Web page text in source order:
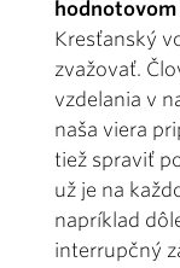
Kresťanský
zvažovať.
vzdelania v
naša viera
tiež spraviť
už je na
napríklad
interrupčný